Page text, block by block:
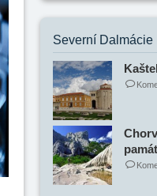
Severní Dalmácie